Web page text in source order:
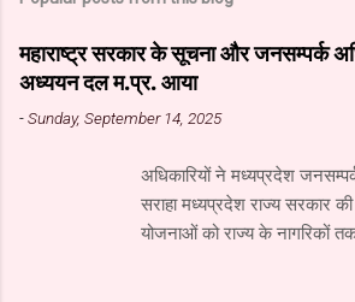
महाराष्ट्र सरकार के सूचना और जनसम्पर्क
अध्ययन दल म.प्र. आया
-Sunday, September 14, 2025
अधिकारियों ने मध्यप्रदेश
सराहा मध्यप्रदेश राज्य सरकार की
योजनाओं को राज्य के नागरिकों
उपयोग कर रहा है। यहाँ